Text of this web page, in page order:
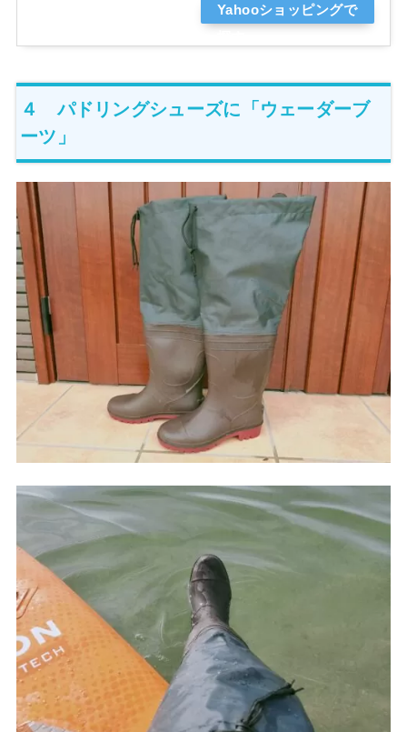
Yahooショッピングで
４ パドリングシューズに「ウェーダーブ
ーツ」